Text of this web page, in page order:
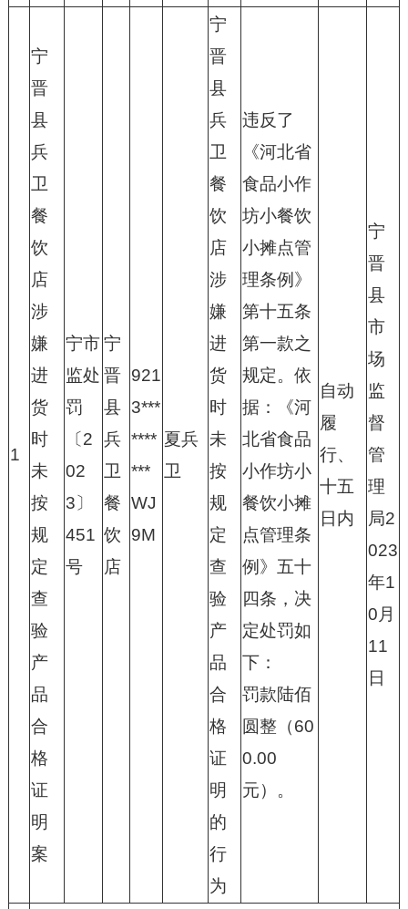
1
宁
晋
县
兵
卫
餐
饮
店
涉
嫌
进
货
时
未
按
规
定
查
验
产
品
合
格
证
明
案
宁市
监处
罚
〔2
02
3〕
451
号
宁
晋
县
兵
卫
餐
饮
店
921
3***
****
***
WJ
9M
夏兵
卫
宁
晋
县
兵
卫
餐
饮
店
涉
嫌
进
货
时
未
按
规
定
查
验
产
品
合
格
证
明
的
行
为
违反了
《河北省
食品小作
坊小餐饮
小摊点管
理条例》
第十五条
第一款之
规定。依
据：《河
北省食品
小作坊小
餐饮小摊
点管理条
例》五十
四条，决
定处罚如
下：
罚款陆佰
圆整（60
0.00
元）。
自动
履
行、
十五
日内
宁
晋
县
市
场
监
督
管
理
局2
023
年1
0月
11
日